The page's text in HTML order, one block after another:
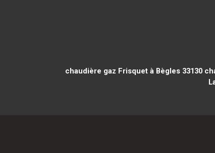
chaudière gaz Frisquet à Bègles 33130